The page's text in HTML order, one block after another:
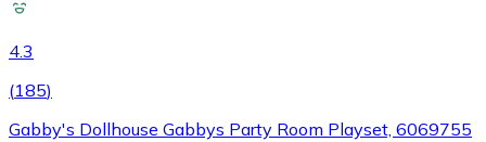
4.3
(185)
Gabby's Dollhouse Gabbys Party Room Playset, 6069755